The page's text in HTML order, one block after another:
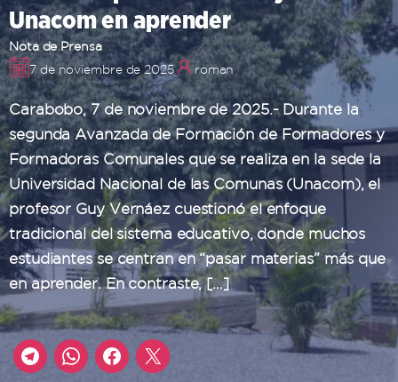
Unacom en aprender
Nota de Prensa
7 de noviembre de 2025
roman
Carabobo, 7 de noviembre de 2025.- Durante la
segunda Avanzada de Formación de Formadores y
Formadoras Comunales que se realiza en la sede la
Universidad Nacional de las Comunas (Unacom), el
profesor Guy Vernáez cuestionó el enfoque
tradicional del sistema educativo, donde muchos
estudiantes se centran en “pasar materias” más que
en aprender. En contraste, […]